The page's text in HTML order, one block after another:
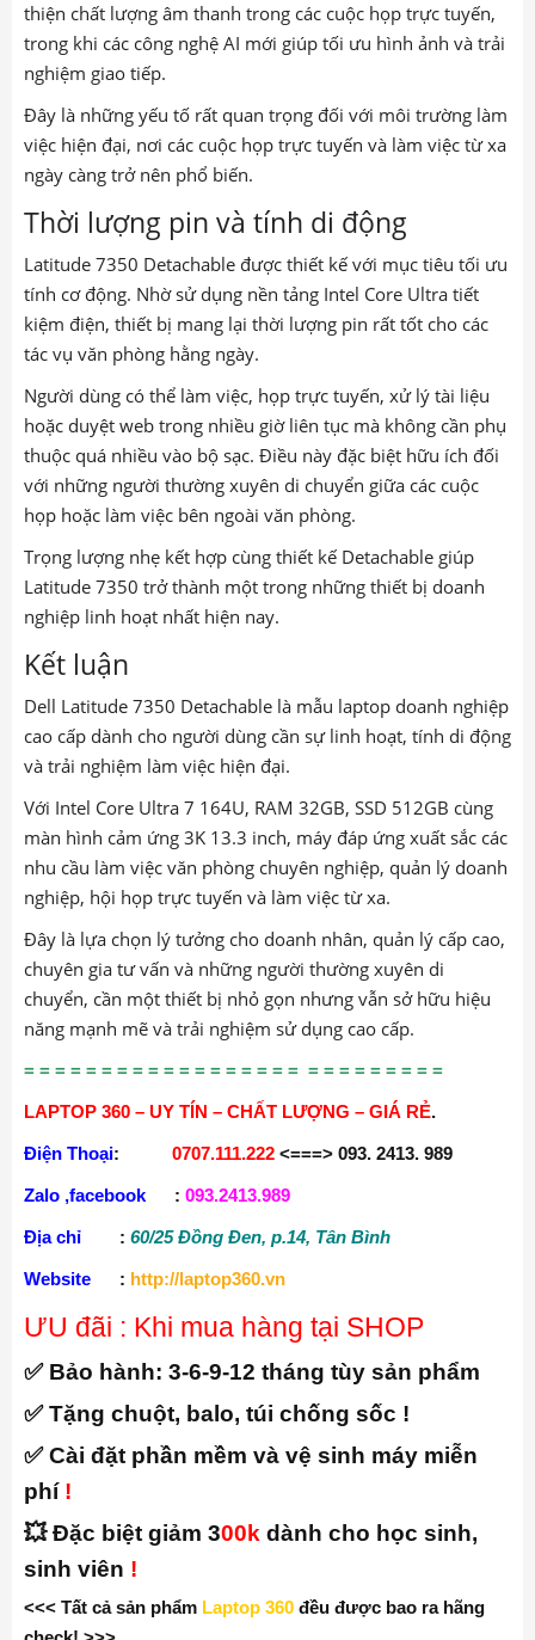
thiện chất lượng âm thanh trong các cuộc họp trực tuyến,
trong khi các công nghệ AI mới giúp tối ưu hình ảnh và trải
nghiệm giao tiếp.
Đây là những yếu tố rất quan trọng đối với môi trường làm
việc hiện đại, nơi các cuộc họp trực tuyến và làm việc từ xa
ngày càng trở nên phổ biến.
Thời lượng pin và tính di động
Latitude 7350 Detachable được thiết kế với mục tiêu tối ưu
tính cơ động. Nhờ sử dụng nền tảng Intel Core Ultra tiết
kiệm điện, thiết bị mang lại thời lượng pin rất tốt cho các
tác vụ văn phòng hằng ngày.
Người dùng có thể làm việc, họp trực tuyến, xử lý tài liệu
hoặc duyệt web trong nhiều giờ liên tục mà không cần phụ
thuộc quá nhiều vào bộ sạc. Điều này đặc biệt hữu ích đối
với những người thường xuyên di chuyển giữa các cuộc
họp hoặc làm việc bên ngoài văn phòng.
Trọng lượng nhẹ kết hợp cùng thiết kế Detachable giúp
Latitude 7350 trở thành một trong những thiết bị doanh
nghiệp linh hoạt nhất hiện nay.
Kết luận
Dell Latitude 7350 Detachable là mẫu laptop doanh nghiệp
cao cấp dành cho người dùng cần sự linh hoạt, tính di động
và trải nghiệm làm việc hiện đại.
Với Intel Core Ultra 7 164U, RAM 32GB, SSD 512GB cùng
màn hình cảm ứng 3K 13.3 inch, máy đáp ứng xuất sắc các
nhu cầu làm việc văn phòng chuyên nghiệp, quản lý doanh
nghiệp, hội họp trực tuyến và làm việc từ xa.
Đây là lựa chọn lý tưởng cho doanh nhân, quản lý cấp cao,
chuyên gia tư vấn và những người thường xuyên di
chuyển, cần một thiết bị nhỏ gọn nhưng vẫn sở hữu hiệu
năng mạnh mẽ và trải nghiệm sử dụng cao cấp.
= = = = = = = = = = = = = = = = = = = = = = = = = = =
LAPTOP 360 – UY TÍN – CHẤT LƯỢNG – GIÁ RẺ.
Điện Thoại: 0707.111.222 <===> 093. 2413. 989
Zalo ,facebook : 093.2413.989
Địa chỉ : 60/25 Đồng Đen, p.14, Tân Bình
Website : http://laptop360.vn
ƯU đãi : Khi mua hàng tại SHOP
✅ Bảo hành: 3-6-9-12 tháng tùy sản phẩm
✅ Tặng chuột, balo, túi chống sốc !
✅ Cài đặt phần mềm và vệ sinh máy miễn
phí !
💥 Đặc biệt giảm 300k dành cho học sinh,
sinh viên !
<<< Tất cả sản phẩm Laptop 360 đều được bao ra hãng